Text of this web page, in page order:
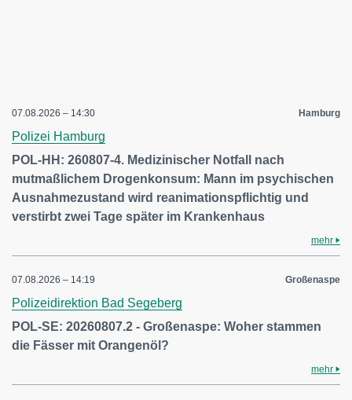
07.08.2026 – 14:30 Hamburg
Polizei Hamburg
POL-HH: 260807-4. Medizinischer Notfall nach
mutmaßlichem Drogenkonsum: Mann im psychischen
Ausnahmezustand wird reanimationspflichtig und
verstirbt zwei Tage später im Krankenhaus
mehr
07.08.2026 – 14:19 Großenaspe
Polizeidirektion Bad Segeberg
POL-SE: 20260807.2 - Großenaspe: Woher stammen
die Fässer mit Orangenöl?
mehr